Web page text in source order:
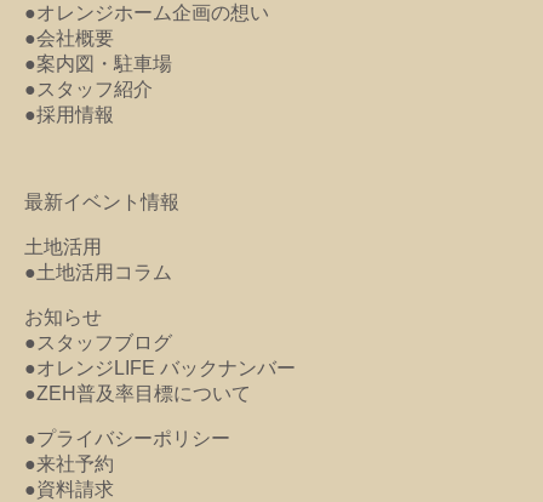
●オレンジホーム企画の想い
●会社概要
●案内図・駐車場
●スタッフ紹介
●採用情報
最新イベント情報
土地活用
●土地活用コラム
お知らせ
●スタッフブログ
●オレンジLIFE バックナンバー
●ZEH普及率目標について
●プライバシーポリシー
●来社予約
●資料請求